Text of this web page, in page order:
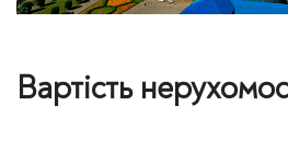
Вартість